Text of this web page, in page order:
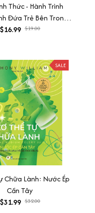
Thức - Hành Trình
Đứa Trẻ Bên Trong
Bạn
$16.99 $19.00
SALE
Chữa Lành: Nước Ép
Cần Tây
$31.99 $32.00